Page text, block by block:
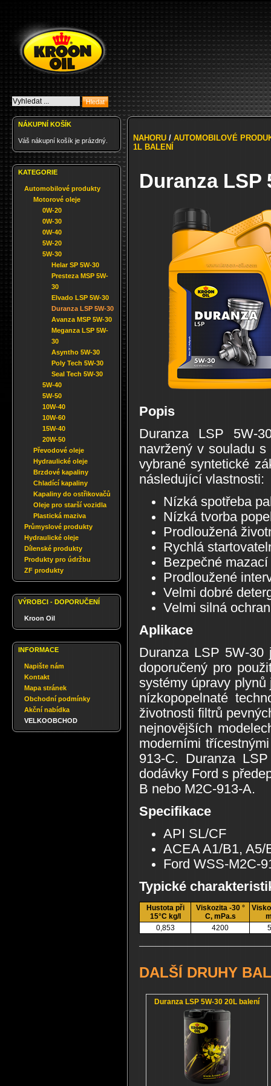
NÁKUPNÍ KOŠÍK
Váš nákupní košík je prázdný.
KATEGORIE
Automobilové produkty
Motorové oleje
0W-20
0W-30
0W-40
5W-20
5W-30
Helar SP 5W-30
Presteza MSP 5W-
30
Elvado LSP 5W-30
Duranza LSP 5W-30
Avanza MSP 5W-30
Meganza LSP 5W-
30
Asyntho 5W-30
Poly Tech 5W-30
Seal Tech 5W-30
5W-40
5W-50
10W-40
10W-60
15W-40
20W-50
Převodové oleje
Hydraulické oleje
Brzdové kapaliny
Chladící kapaliny
Kapaliny do ostřikovačů
Oleje pro starší vozidla
Plastická maziva
Průmyslové produkty
Hydraulické oleje
Dílenské produkty
Produkty pro údržbu
ZF produkty
VÝROBCI - DOPORUČENÍ
Kroon Oil
INFORMACE
Napište nám
Kontakt
Mapa stránek
Obchodní podmínky
Akční nabídka
VELKOOBCHOD
NAHORU / AUTOMOBILOVÉ
1L BALENÍ
Duranza LSP
Popis
Duranza LSP 5W-
navržený v souladu
vybrané syntetické
následující vlastnosti:
Nízká spotřeba
Nízká tvorba
Prodloužená
Rychlá
Bezpečné
Prodloužené
Velmi dobré
Velmi silná
Aplikace
Duranza LSP 5W-30
doporučený pro
systémy úpravy
nízkopopelnaté
životnosti filtrů
nejnovějších
moderními
913-C. Duranza
dodávky Ford s
B nebo M2C-913-A.
Specifikace
API SL/CF
ACEA A1/B1, A5/
Ford WSS-M2C-
Typické
Hustota při
15°C kg/l
Viskozita -30 °
C, mPa.s
0,853
4200
DALŠÍ DRUHY
Duranza LSP 5W-30 20L balení